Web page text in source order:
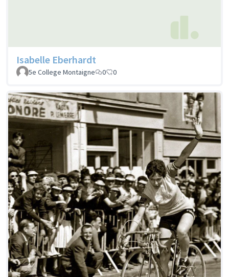
Isabelle Eberhardt
5e College Montaigne 0 0